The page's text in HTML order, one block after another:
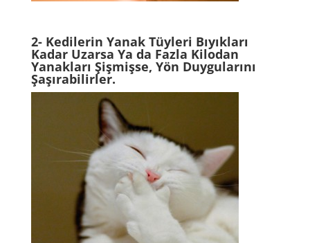
2- Kedilerin Yanak Tüyleri Bıyıkları
Kadar Uzarsa Ya da Fazla Kilodan
Yanakları Şişmişse, Yön Duygularını
Şaşırabilirler.